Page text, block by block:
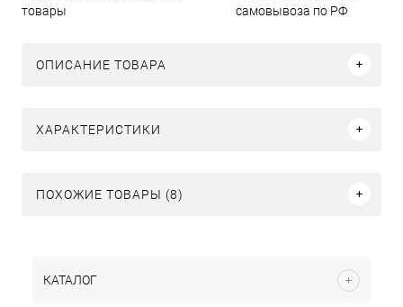
товары
самовывоза по РФ
ОПИСАНИЕ ТОВАРА
ХАРАКТЕРИСТИКИ
ПОХОЖИЕ ТОВАРЫ (8)
КАТАЛОГ